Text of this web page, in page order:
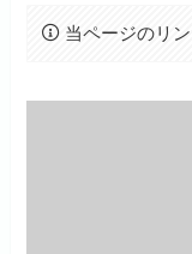
当ページのリ